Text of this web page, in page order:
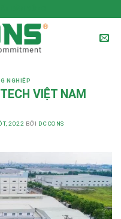
NGHIỆP
VIỆT NAM
2022 BỞI DCCONS